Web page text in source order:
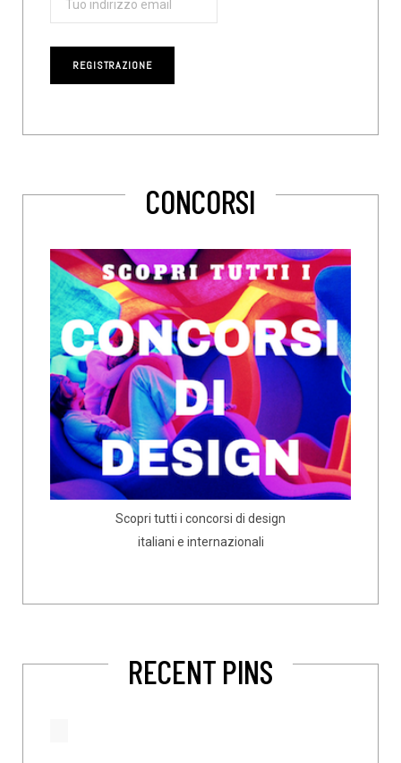
CONCORSI
Scopri tutti i concorsi di design
italiani e internazionali
RECENT PINS